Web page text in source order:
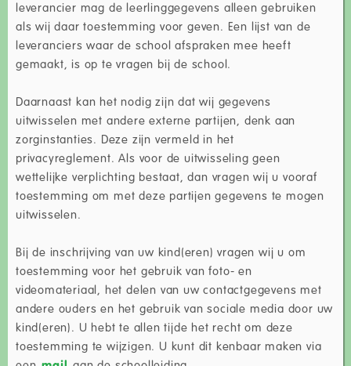
leverancier mag de leerlinggegevens alleen gebruiken
als wij daar toestemming voor geven. Een lijst van de
leveranciers waar de school afspraken mee heeft
gemaakt, is op te vragen bij de school.
Daarnaast kan het nodig zijn dat wij gegevens
uitwisselen met andere externe partijen, denk aan
zorginstanties. Deze zijn vermeld in het
privacyreglement. Als voor de uitwisseling geen
wettelijke verplichting bestaat, dan vragen wij u vooraf
toestemming om met deze partijen gegevens te mogen
uitwisselen.
Bij de inschrijving van uw kind(eren) vragen wij u om
toestemming voor het gebruik van foto- en
videomateriaal, het delen van uw contactgegevens met
andere ouders en het gebruik van sociale media door uw
kind(eren). U hebt te allen tijde het recht om deze
toestemming te wijzigen. U kunt dit kenbaar maken via